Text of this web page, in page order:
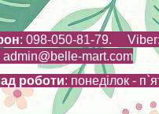
: 098-050-81-79.
admin@belle-mart.com
роботи: понеділок -